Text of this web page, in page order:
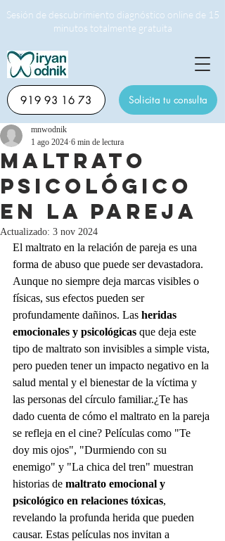
Solicita tu consulta
919 93 16 73
Sesión de descubrimiento diagnóstico online de 15
minutos totalmente gratuita
Maltrato
psicológico
en la pareja
mnwodnik
1 ago 2024 6 min de lectura
Actualizado: 3 nov 2024
El maltrato en la relación de pareja es una
forma de abuso que puede ser devastadora.
Aunque no siempre deja marcas visibles o
físicas, sus efectos pueden ser
profundamente dañinos. Las heridas
emocionales y psicológicas que deja este
tipo de maltrato son invisibles a simple vista,
pero pueden tener un impacto negativo en la
salud mental y el bienestar de la víctima y
las personas del círculo familiar.¿Te has
dado cuenta de cómo el maltrato en la pareja
se refleja en el cine? Películas como "Te
doy mis ojos", "Durmiendo con su
enemigo" y "La chica del tren" muestran
historias de maltrato emocional y
psicológico en relaciones tóxicas,
revelando la profunda herida que pueden
causar. Estas películas nos invitan a